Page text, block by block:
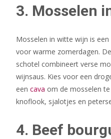
3. Mosselen
Mosselen in witte wijn is
voor warme zomerdagen.
schotel combineert verse
wijnsaus. Kies voor een
een cava om de mosselen
knoflook, sjalotjes en
4. Beef